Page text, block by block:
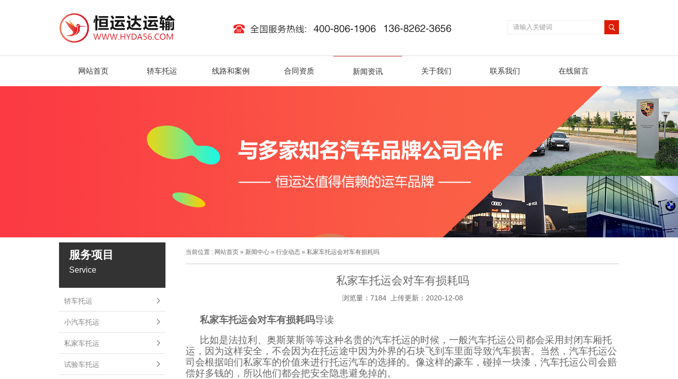
网站首页 轿车托运 线路和案例 合同资质 新闻资讯 关于我们 联系我们 在线留言
服务项目
Service
轿车托运
小汽车托运
私家车托运
试验车托运
当前位置 : 网站首页 » 新闻中心 » 行业动态 » 私家车托运会对车有损耗吗
私家车托运会对车有损耗吗
浏览量：7184 上传更新：2020-12-08
私家车托运会对车有损耗吗导读
比如是法拉利、奥斯莱斯等等这种名贵的汽车托运的时候，一般汽车托运公司都会采用封闭车厢托
运，因为这样安全，不会因为在托运途中因为外界的石块飞到车里面导致汽车损害。当然，汽车托运公
司会根据咱们私家车的价值来进行托运汽车的选择的。像这样的豪车，碰掉一块漆，汽车托运公司会赔
偿好多钱的，所以他们都会把安全隐患避免掉的。